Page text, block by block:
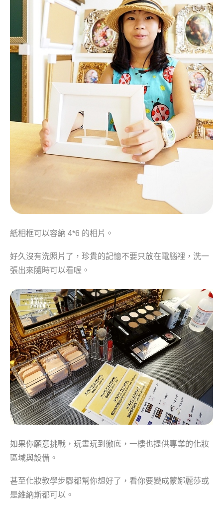
紙相框可以容納 4*6 的相片。
好久沒有洗照片了，珍貴的記憶不要只放在電腦裡，洗一
張出來隨時可以看喔。
如果你願意挑戰，玩畫玩到徹底，一樓也提供專業的化妝
區域與設備。
甚至化妝教學步驟都幫你想好了，看你要變成蒙娜麗莎或
是維納斯都可以。